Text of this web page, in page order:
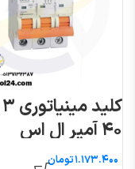
۴۰ آمپر ال اس
تومان